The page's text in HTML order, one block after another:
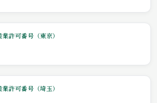
許可番号（東京）
許可番号（埼玉）